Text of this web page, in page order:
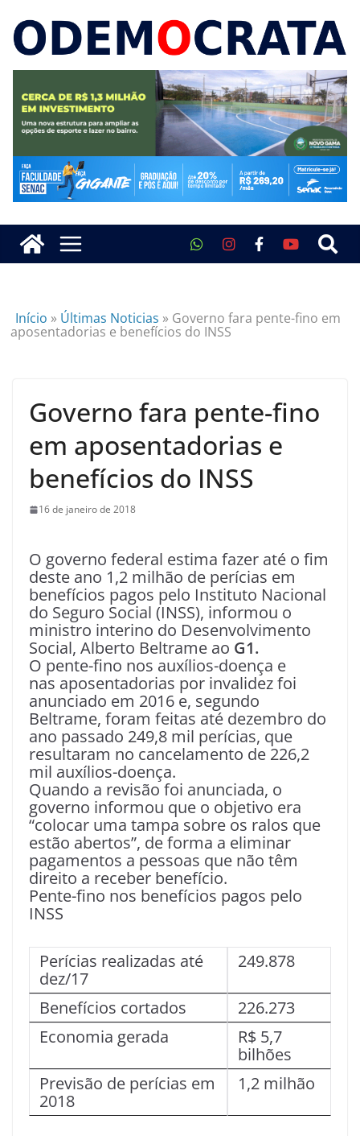
Início » Últimas Noticias » Governo fara pente-fino em
aposentadorias e benefícios do INSS
Governo fara pente-fino
em aposentadorias e
benefícios do INSS
16 de janeiro de 2018
O governo federal estima fazer até o fim
deste ano 1,2 milhão de perícias em
benefícios pagos pelo Instituto Nacional
do Seguro Social (INSS), informou o
ministro interino do Desenvolvimento
Social, Alberto Beltrame ao G1.
O pente-fino nos auxílios-doença e
nas aposentadorias por invalidez foi
anunciado em 2016 e, segundo
Beltrame, foram feitas até dezembro do
ano passado 249,8 mil perícias, que
resultaram no cancelamento de 226,2
mil auxílios-doença.
Quando a revisão foi anunciada, o
governo informou que o objetivo era
“colocar uma tampa sobre os ralos que
estão abertos”, de forma a eliminar
pagamentos a pessoas que não têm
direito a receber benefício.
Pente-fino nos benefícios pagos pelo
INSS
Perícias realizadas até
dez/17
249.878
Benefícios cortados
226.273
Economia gerada
R$ 5,7
bilhões
Previsão de perícias em
2018
1,2 milhão